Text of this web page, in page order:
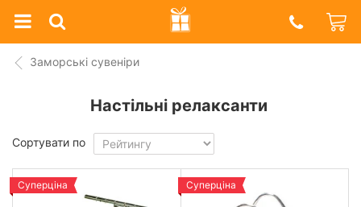
Prazdnik
Shop
Заморські сувеніри
Настільні релаксанти
Сортувати по
Суперціна Суперціна